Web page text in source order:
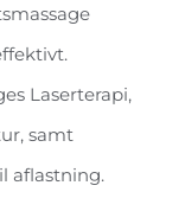
Laserterapi,
samt
aflastning.